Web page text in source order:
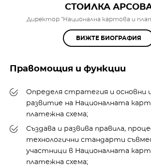
СТОИЛКА
Директор "Национална картова и
ВИЖТЕ БИОГРАФИЯ
Правомощия и функции
Определя стратегия и основни
развитие на Националната
платежна схема;
Създава и развива правила,
технологични стандарти
участници в Националната
платежна схема;